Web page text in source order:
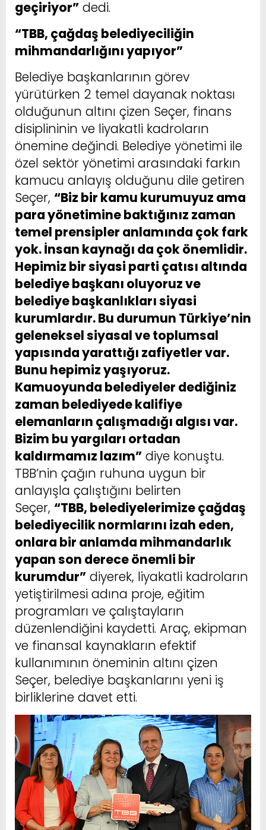
geçiriyor” dedi.
“TBB, çağdaş belediyeciliğin
mihmandarlığını yapıyor”
Belediye başkanlarının görev
yürütürken 2 temel dayanak noktası
olduğunun altını çizen Seçer, finans
disiplininin ve liyakatli kadroların
önemine değindi. Belediye yönetimi ile
özel sektör yönetimi arasındaki farkın
kamucu anlayış olduğunu dile getiren
Seçer, “Biz bir kamu kurumuyuz ama
para yönetimine baktığınız zaman
temel prensipler anlamında çok fark
yok. İnsan kaynağı da çok önemlidir.
Hepimiz bir siyasi parti çatısı altında
belediye başkanı oluyoruz ve
belediye başkanlıkları siyasi
kurumlardır. Bu durumun Türkiye’nin
geleneksel siyasal ve toplumsal
yapısında yarattığı zafiyetler var.
Bunu hepimiz yaşıyoruz.
Kamuoyunda belediyeler dediğiniz
zaman belediyede kalifiye
elemanların çalışmadığı algısı var.
Bizim bu yargıları ortadan
kaldırmamız lazım” diye konuştu.
TBB’nin çağın ruhuna uygun bir
anlayışla çalıştığını belirten
Seçer, “TBB, belediyelerimize çağdaş
belediyecilik normlarını izah eden,
onlara bir anlamda mihmandarlık
yapan son derece önemli bir
kurumdur” diyerek, liyakatli kadroların
yetiştirilmesi adına proje, eğitim
programları ve çalıştayların
düzenlendiğini kaydetti. Araç, ekipman
ve finansal kaynakların efektif
kullanımının öneminin altını çizen
Seçer, belediye başkanlarını yeni iş
birliklerine davet etti.